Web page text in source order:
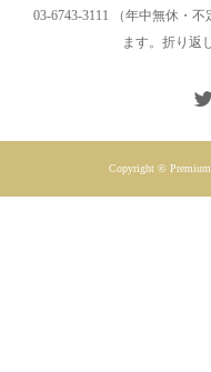
03-6743-3111 （年中無休・
ます。折り返
Copyright © Premium